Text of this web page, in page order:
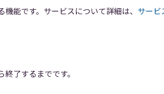
能です。サービスについて詳細は、 サービ
了するまでです。